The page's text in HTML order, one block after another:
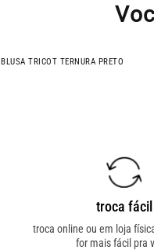
BLUSA TRICOT TERNURA PRETO
troca fácil
troca online ou em loja
for mais fácil pra